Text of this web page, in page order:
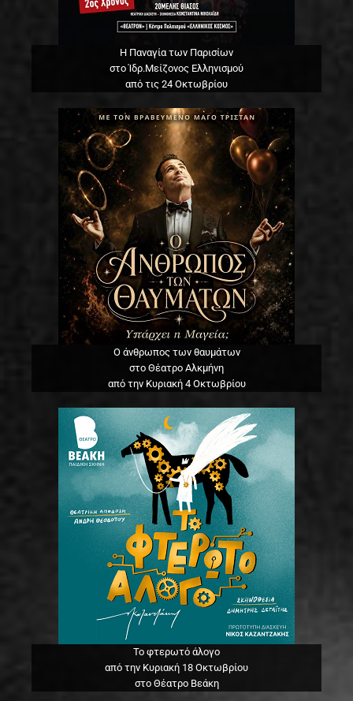
Η Παναγία των Παρισίων
στο Ίδρ.Μείζονος Ελληνισμού
από τις 24 Οκτωβρίου
Ο άνθρωπος των θαυμάτων
στο Θέατρο Αλκμήνη
από την Κυριακή 4 Οκτωβρίου
Το φτερωτό άλογο
από την Κυριακή 18 Οκτωβρίου
στο Θέατρο Βεάκη